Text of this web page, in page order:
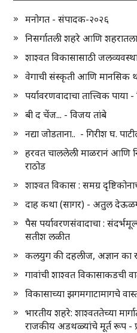
मनोगत - संपादक-२०२६
निसर्गातली शहरे आणि
शाश्वत विकासासाठी
वेगाची संस्कृती आणि मानसिक
पर्यावरणवादाचा तात्त्विक पाया
बी द चेंज... - विजय तांबे
नद्या जोडताना.. - गिरीश घ.
हरवत चाललेली माळरानं आणि
राठोड
शाश्वत विकास : समग्र
दाह कथा (सागर) - अतुल
पैस पर्यावरणसंवादाचा :
सतीश लळीत
कलयुग की दहलीज, अज्ञान का
गावांची शाश्वत विकासाकडची
विकासाच्या झगमगाटामागचे
भारतीय शहरे: शाश्वततेच्या
राजकीय अडथळ्यांचे मूर्त रूप -